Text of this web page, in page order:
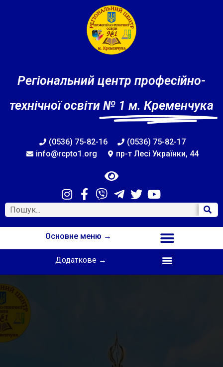
Регіональний центр професійно-
технічної освіти № 1 м. Кременчука
(0536) 75-82-16
(0536) 75-82-17
info@rcpto1.org
пр-т Лесі Українки, 44
Основне меню →
Додаткове →